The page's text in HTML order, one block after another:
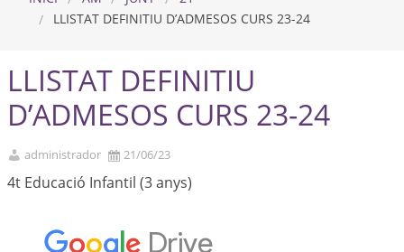
LLISTAT DEFINITIU D’ADMESOS CURS 23-24
LLISTAT DEFINITIU
D’ADMESOS CURS 23-24
administrador 21/06/23
4t Educació Infantil (3 anys)